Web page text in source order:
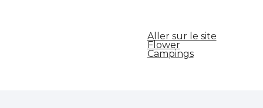
Aller sur le site
Flower
Campings